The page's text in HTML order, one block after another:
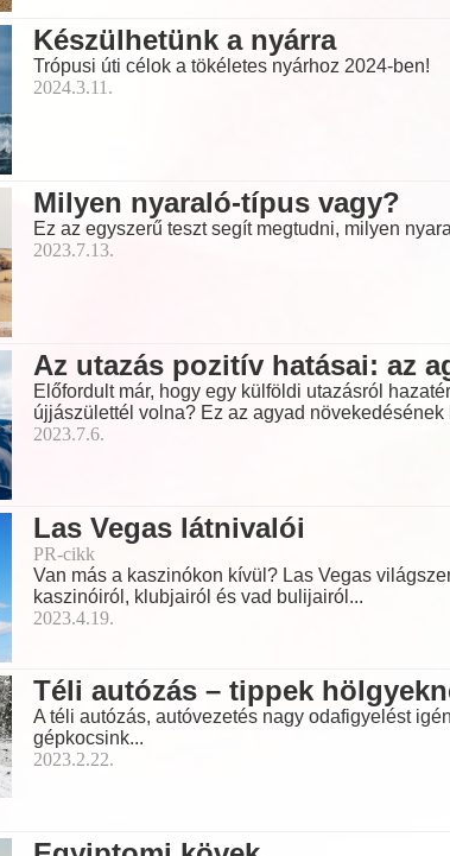
Készülhetünk a nyárra
Trópusi úti célok a tökéletes nyárhoz 2024-ben!
2024.3.11.
Milyen nyaraló-típus vagy?
Ez az egyszerű teszt segít megtudni, milyen
2023.7.13.
Az utazás pozitív hatásai: az
Előfordult már, hogy egy külföldi utazásról
újjászülettél volna? Ez az agyad növekedésének
2023.7.6.
Las Vegas látnivalói
PR-cikk
Van más a kaszinókon kívül? Las Vegas
kaszinóiról, klubjairól és vad bulijairól...
2023.4.19.
Téli autózás – tippek
A téli autózás, autóvezetés nagy odafigyelést
gépkocsink...
2023.2.22.